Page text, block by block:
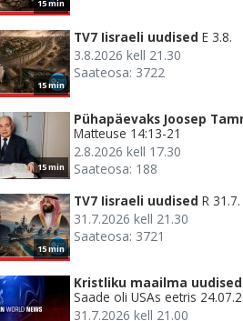
15 min
15 min
TV7 Iisraeli uudised E 3.8.
3.8.2026 kell 21.30
Saateosa: 3722
15 min
Pühapäevaks Joosep
Matteuse 14:13-21
2.8.2026 kell 17.30
Saateosa: 188
15 min
TV7 Iisraeli uudised R 31.7.
31.7.2026 kell 21.30
Saateosa: 3721
Kristliku maailma uudised
Saade oli USAs eetris
31.7.2026 kell 21.00